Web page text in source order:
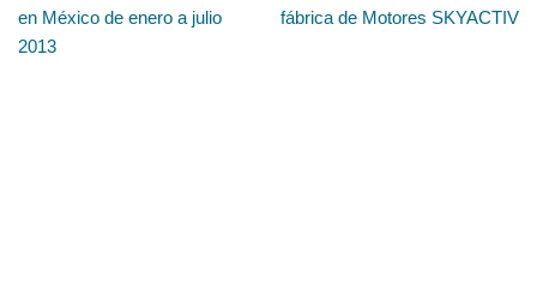
en México de enero a julio
2013
fábrica de Motores SKYACTIV